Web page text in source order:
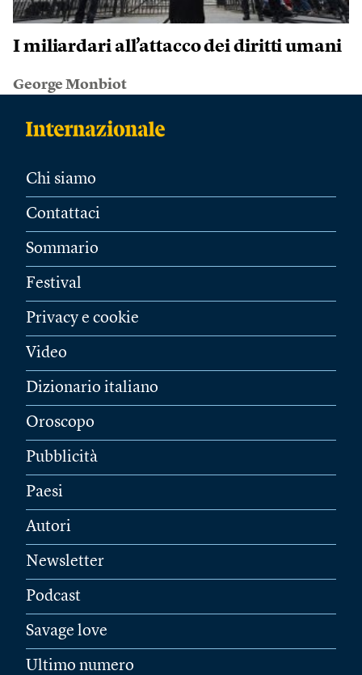
I miliardari all’attacco dei diritti umani
George Monbiot
Chi siamo
Contattaci
Sommario
Festival
Privacy e cookie
Video
Dizionario italiano
Oroscopo
Pubblicità
Paesi
Autori
Newsletter
Podcast
Savage love
Ultimo numero